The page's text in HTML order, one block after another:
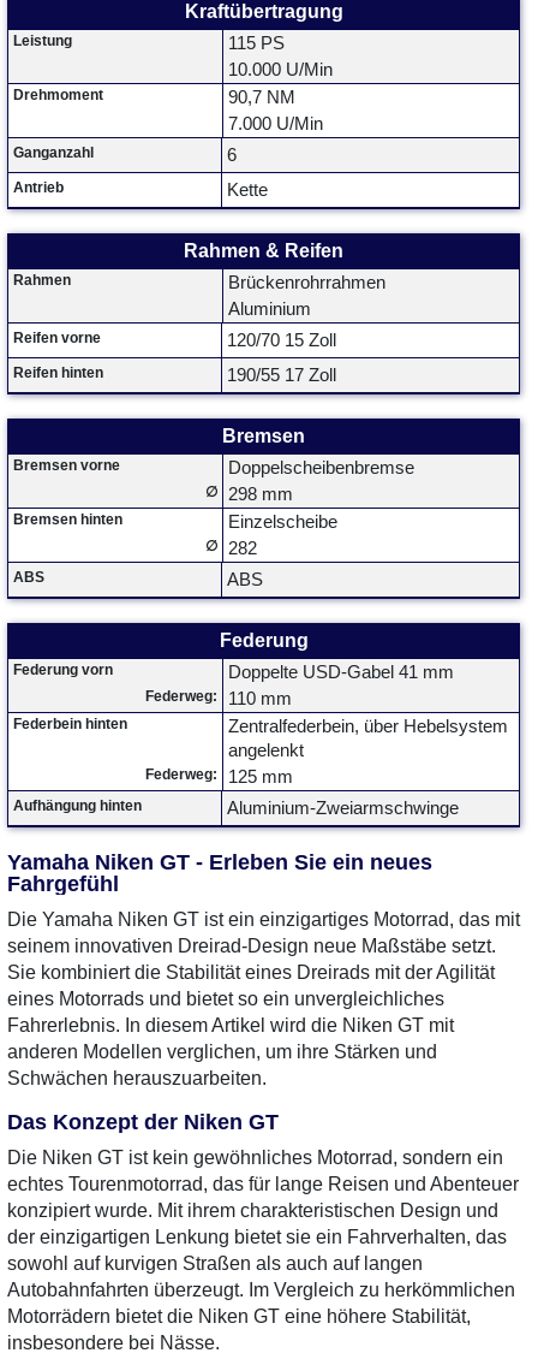
Kraftübertragung
Leistung
115 PS
10.000 U/Min
Drehmoment
90,7 NM
7.000 U/Min
Ganganzahl 6
Antrieb Kette
Rahmen & Reifen
Rahmen
Brückenrohrrahmen
Aluminium
Reifen vorne 120/70 15 Zoll
Reifen hinten 190/55 17 Zoll
Bremsen
Bremsen vorne Doppelscheibenbremse
∅ 298 mm
Bremsen hinten Einzelscheibe
∅ 282
ABS ABS
Federung
Federung vorn Doppelte USD-Gabel 41 mm
Federweg: 110 mm
Federbein hinten
Zentralfederbein, über Hebelsystem
angelenkt
Federweg: 125 mm
Aufhängung hinten Aluminium-Zweiarmschwinge
Yamaha Niken GT - Erleben Sie ein neues
Fahrgefühl
Die Yamaha Niken GT ist ein einzigartiges Motorrad, das mit
seinem innovativen Dreirad-Design neue Maßstäbe setzt.
Sie kombiniert die Stabilität eines Dreirads mit der Agilität
eines Motorrads und bietet so ein unvergleichliches
Fahrerlebnis. In diesem Artikel wird die Niken GT mit
anderen Modellen verglichen, um ihre Stärken und
Schwächen herauszuarbeiten.
Das Konzept der Niken GT
Die Niken GT ist kein gewöhnliches Motorrad, sondern ein
echtes Tourenmotorrad, das für lange Reisen und Abenteuer
konzipiert wurde. Mit ihrem charakteristischen Design und
der einzigartigen Lenkung bietet sie ein Fahrverhalten, das
sowohl auf kurvigen Straßen als auch auf langen
Autobahnfahrten überzeugt. Im Vergleich zu herkömmlichen
Motorrädern bietet die Niken GT eine höhere Stabilität,
insbesondere bei Nässe.